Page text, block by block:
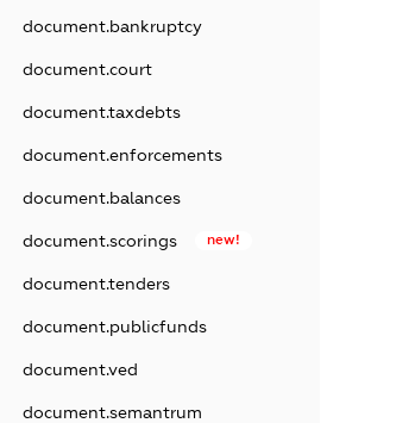
document.bankruptcy
document.court
document.taxdebts
document.enforcements
document.balances
document.scorings new!
document.tenders
document.publicfunds
document.ved
document.semantrum